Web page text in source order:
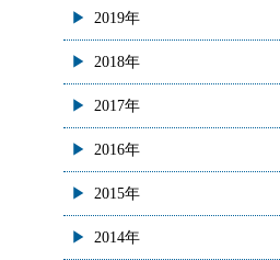
2019年
2018年
2017年
2016年
2015年
2014年